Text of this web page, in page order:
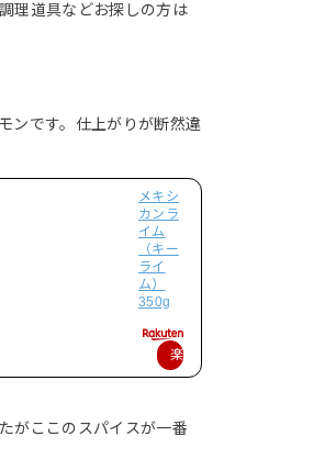
理道具などお探しの方は
ンです。仕上がりが断然違
メキシ
カンラ
イム
（キー
ライ
ム）
350g
楽
がここのスパイスが一番